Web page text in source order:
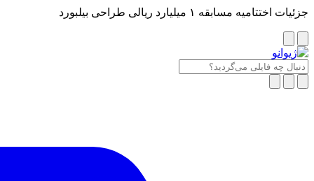
جزئیات اختتامیه مسابقه ۱ میلیارد ریالی طراحی بیلبورد